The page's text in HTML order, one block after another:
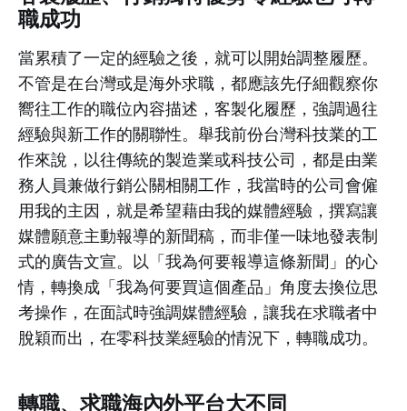
職成功
當累積了一定的經驗之後，就可以開始調整履歷。
不管是在台灣或是海外求職，都應該先仔細觀察你
嚮往工作的職位內容描述，客製化履歷，強調過往
經驗與新工作的關聯性。舉我前份台灣科技業的工
作來說，以往傳統的製造業或科技公司，都是由業
務人員兼做行銷公關相關工作，我當時的公司會僱
用我的主因，就是希望藉由我的媒體經驗，撰寫讓
媒體願意主動報導的新聞稿，而非僅一味地發表制
式的廣告文宣。以「我為何要報導這條新聞」的心
情，轉換成「我為何要買這個產品」角度去換位思
考操作，在面試時強調媒體經驗，讓我在求職者中
脫穎而出，在零科技業經驗的情況下，轉職成功。
轉職、求職海內外平台大不同